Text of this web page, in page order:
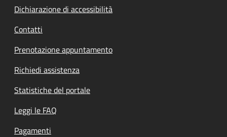
Dichiarazione di accessibilità
Contatti
Prenotazione appuntamento
Richiedi assistenza
Statistiche del portale
Leggi le FAQ
Pagamenti